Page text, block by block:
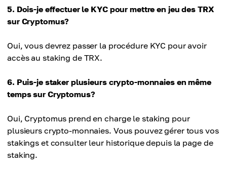
5. Dois-je effectuer le KYC pour mettre en jeu des TRX
sur Cryptomus?
Oui, vous devrez passer la procédure KYC pour avoir
accès au staking de TRX.
6. Puis-je staker plusieurs crypto-monnaies en même
temps sur Cryptomus?
Oui, Cryptomus prend en charge le staking pour
plusieurs crypto-monnaies. Vous pouvez gérer tous vos
stakings et consulter leur historique depuis la page de
staking.